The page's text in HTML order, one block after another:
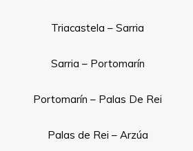
Triacastela – Sarria
Sarria – Portomarín
Portomarín – Palas De Rei
Palas de Rei – Arzúa